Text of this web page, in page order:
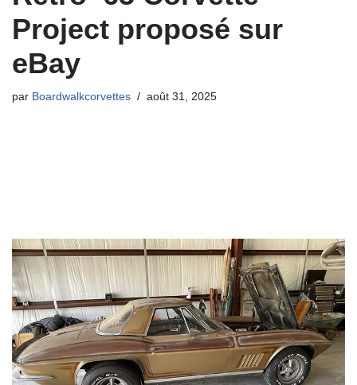
Project proposé sur
eBay
par Boardwalkcorvettes août 31, 2025